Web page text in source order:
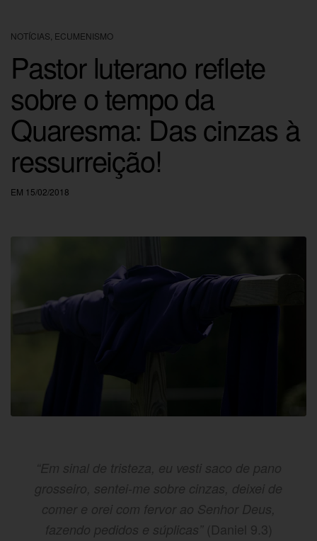
NOTÍCIAS ECUMENISMO
Pastor luterano reflete
sobre o tempo da
Quaresma: Das cinzas à
ressurreição!
EM 15/02/2018
“Em sinal de tristeza, eu vesti saco de pano
grosseiro, sentei-me sobre cinzas, deixei de
comer e orei com fervor ao Senhor Deus,
fazendo pedidos e súplicas”(Daniel 9.3)